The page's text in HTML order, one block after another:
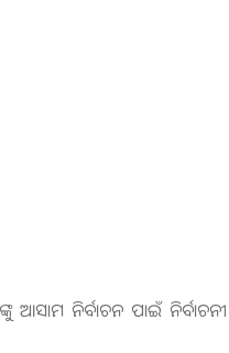
ଆସାମ ନିର୍ବାଚନ ପାଇଁ ନିର୍ବାଚନୀ